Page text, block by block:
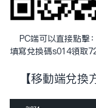
PC端可以直接点击：
填写兑换码s014领取
【移动端兑换